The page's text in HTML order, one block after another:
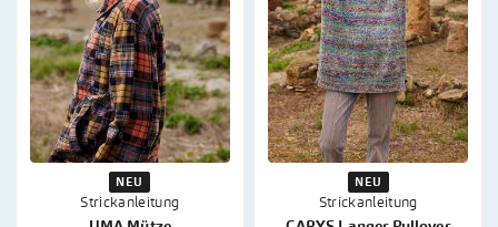
NEU
Strickanleitung
NEU
Strickanleitung